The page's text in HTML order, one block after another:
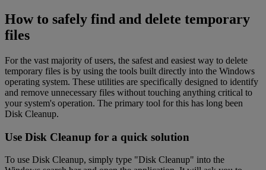
How to safely find and delete temporary
files
For the vast majority of users, the safest and easiest way to delete
temporary files is by using the tools built directly into the Windows
operating system. These utilities are specifically designed to identify
and remove unnecessary files without touching anything critical to
your system's operation. The primary tool for this has long been
Disk Cleanup.
Use Disk Cleanup for a quick solution
To use Disk Cleanup, simply type "Disk Cleanup" into the